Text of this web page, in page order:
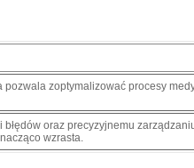
pozwala zoptymalizować procesy
błędów oraz precyzyjnemu
wzrasta.